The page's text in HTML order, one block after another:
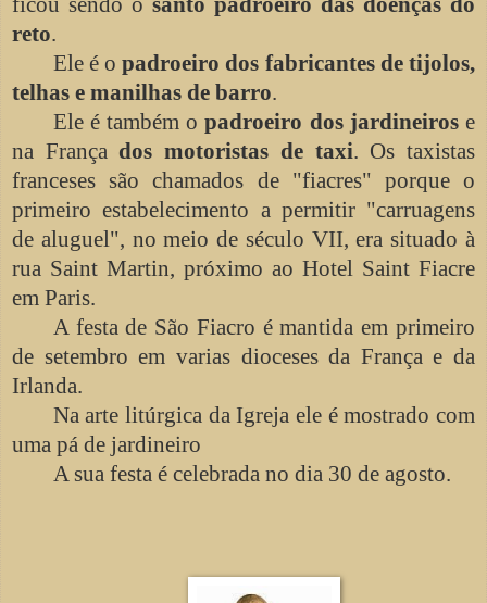
reto.
Ele é opadroeiro dos fabricantes de tijolos,
telhas e manilhas de barro.
Ele é também opadroeiro dos jardineirose
na França dos motoristas de taxi. Os taxistas
franceses são chamados de "fiacres" porque o
primeiro estabelecimento a permitir "carruagens
de aluguel", no meio de século VII, era situado à
rua Saint Martin, próximo ao Hotel Saint Fiacre
em Paris.
A festa de São Fiacro é mantida em primeiro
de setembro em varias dioceses da França e da
Irlanda.
Na arte litúrgica da Igreja ele é mostrado com
uma pá de jardineiro
A sua festa é celebrada no dia 30 de agosto.